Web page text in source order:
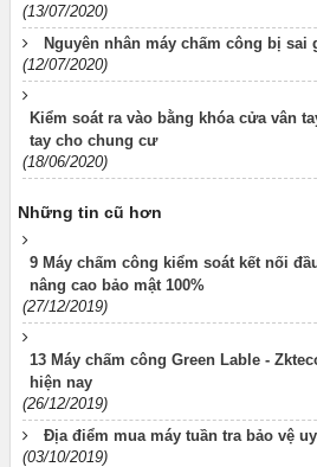
(13/07/2020)
Nguyên nhân máy chấm công bị sai
(12/07/2020)
Kiểm soát ra vào bằng khóa cửa vân
tay cho chung cư
(18/06/2020)
Những tin cũ hơn
9 Máy chấm công kiểm soát kết nối
nâng cao bảo mật 100%
(27/12/2019)
13 Máy chấm công Green Lable -
hiện nay
(26/12/2019)
Địa điểm mua máy tuần tra bảo vệ
(03/10/2019)